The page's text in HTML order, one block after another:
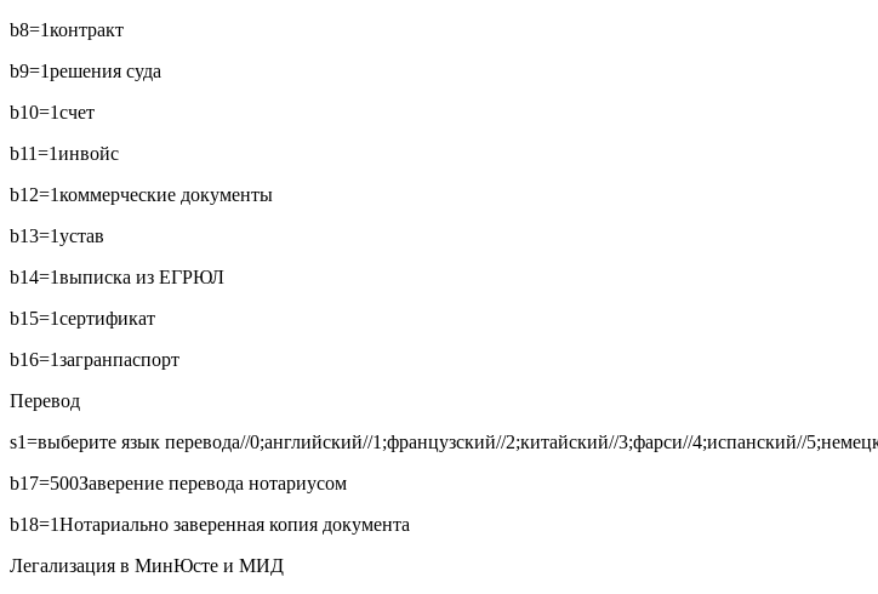
b8=1контракт
b9=1решения суда
b10=1счет
b11=1инвойс
b12=1коммерческие документы
b13=1устав
b14=1выписка из ЕГРЮЛ
b15=1сертификат
b16=1загранпаспорт
Перевод
s1=выберите язык перевода//0;английский//1;французский//2;китайский//3;фарси//4;испанский//
b17=500Заверение перевода нотариусом
b18=1Нотариально заверенная копия документа
Легализация в МинЮсте и МИД